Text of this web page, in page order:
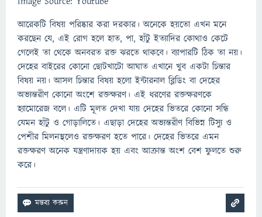
আরেকটি বিষয় পরিষ্কার করা দরকার। অনেকে হয়তো এখন মনে
করছেন যে, এই রোগ হলে হাত, পা, হাঁটু ইত্যাদির কোথাও কেটে
গেলেই তা থেকে অনবরত রক্ত ঝরতে থাকবে। ব্যাপারটি ঠিক তা নয়।
দেহের বাইরের কোনো ছোটখাটো আঘাত এখানে খুব একটা চিন্তার
বিষয় নয়। আসল চিন্তার বিষয় হলো ইন্টারনাল ব্লিডিং বা দেহের
অভ্যন্তরীণ কোনো অংশে রক্তক্ষরণ। এই ধরণের রক্তক্ষরণকে
হ্যামোরেজ বলে। এটি মূলত দেখা যায় দেহের ভিতরে কোনো সন্ধি
যেমন হাঁটু ও গোড়ালিতে। এছাড়া দেহের অভ্যন্তরীণ বিভিন্ন টিস্যু ও
পেশীর মিলনস্থলেও রক্তক্ষরণ হতে পারে। দেহের ভিতরে এমন
রক্তক্ষরণ অনেক যন্ত্রণাদায়ক হয় এবং আক্রান্ত অংশ বেশ ফুলতে শুরু
করে।